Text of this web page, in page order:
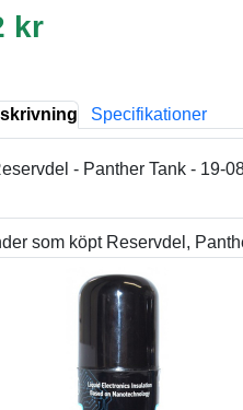
kr
Specifikationer
- Panther Tank - 19-
som köpt Reservdel,